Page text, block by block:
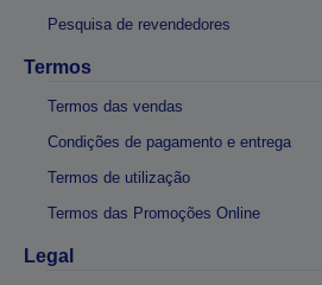
Pesquisa de revendedores
Termos
Termos das vendas
Condições de pagamento e entrega
Termos de utilização
Termos das Promoções Online
Legal